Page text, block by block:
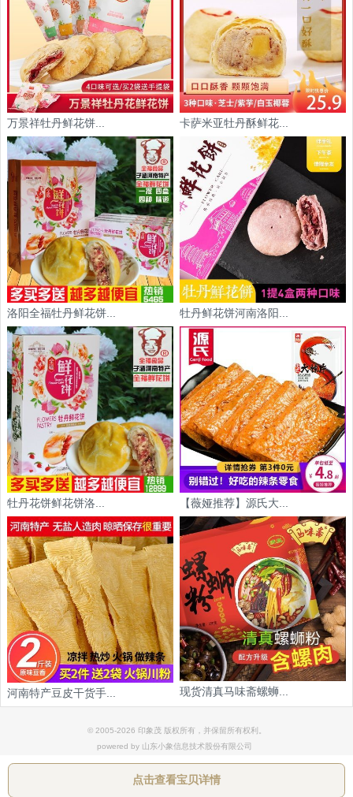
万景祥牡丹鲜花饼... 卡萨米亚牡丹酥鲜花...
洛阳全福牡丹鲜花饼... 牡丹鲜花饼河南洛阳...
牡丹花饼鲜花饼洛... 【薇娅推荐】源氏大...
河南特产豆皮干货手... 现货清真马味斋螺蛳...
© 2005-2026 印象茂 版权所有，并保留所有权利。
powered by 山东小象信息技术股份有限公司
点击查看宝贝详情